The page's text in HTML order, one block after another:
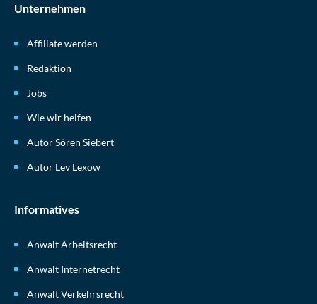
Unternehmen
Affiliate werden
Redaktion
Jobs
Wie wir helfen
Autor Sören Siebert
Autor Lev Lexow
Informatives
Anwalt Arbeitsrecht
Anwalt Internetrecht
Anwalt Verkehrsrecht